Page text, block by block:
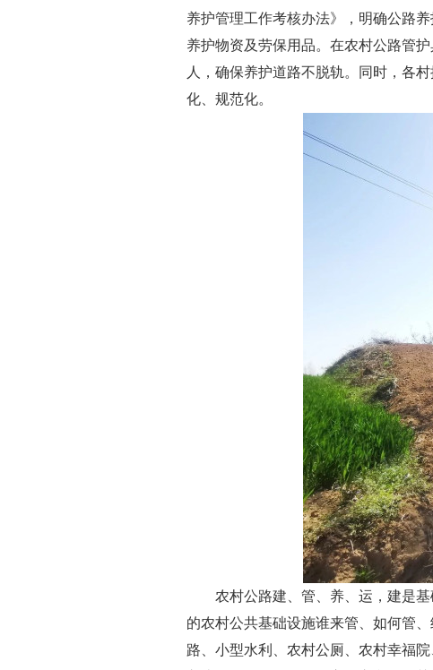
养护管理工作考核办法》，明确公路
养护物资及劳保用品。在农村公路管
人，确保养护道路不脱轨。同时，各
化、规范化。
农村公路建、管、养、运，建是
的农村公共基础设施谁来管、如何管
路、小型水利、农村公厕、农村幸福